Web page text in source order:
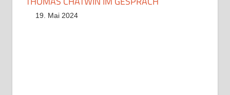
19. Mai 2024